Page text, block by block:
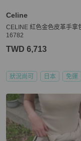
Celine
CELINE 紅色金色皮革手拿
16782
TWD 6,713
狀況尚可 日本 免運